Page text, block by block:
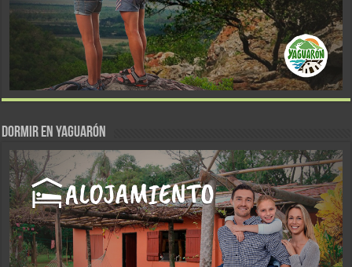
DORMIR EN YAGUARÓN